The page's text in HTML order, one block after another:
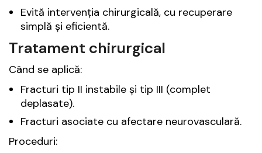
Evită intervenția chirurgicală, cu recuperare
simplă și eficientă.
Tratament chirurgical
Când se aplică:
Fracturi tip II instabile și tip III (complet
deplasate).
Fracturi asociate cu afectare neurovasculară.
Proceduri: